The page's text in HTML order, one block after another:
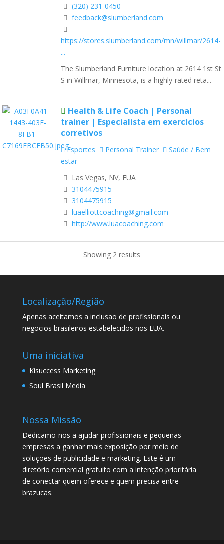
(320) 231-0450
feedback@slumberland.com
https://stores.slumberland.com/mn/willmar/2614-
...
The Slumberland Furniture location at 2614 1st St
S in Willmar, Minnesota, is a highly-rated reta...
Health & Life Coach | Personal
trainer | Especialista em exercícios
corretivos
Esportes Personal Trainer
Saúde / Bem
estar
Las Vegas, NV, EUA
3104475915
3104475915
luaelliottcoaching@gmail.com
http://www.luacoaching.com
Showing 2 results
Localização/Região
Apenas aceitamos a inclusao de profissionais ou
negocios brasileiros estabelecidos nos EUA.
Uma iniciativa
Kisuccess Marketing
Soul Brasil Media
Nossa Missão
Dedicamo-nos a ajudar profissionais e pequenas
empresas a ganhar mais exposição por meio de
soluções de publicidade e marketing. Este é um
diretório comercial gratuito com a intenção prioritária
de conectar quem oferece e quem precisa entre
brazucas.